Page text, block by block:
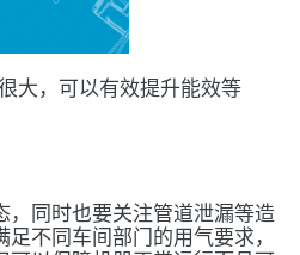
大，可以有效提升能效等
，同时也要关注管道泄漏等造
不同车间部门的用气要求，